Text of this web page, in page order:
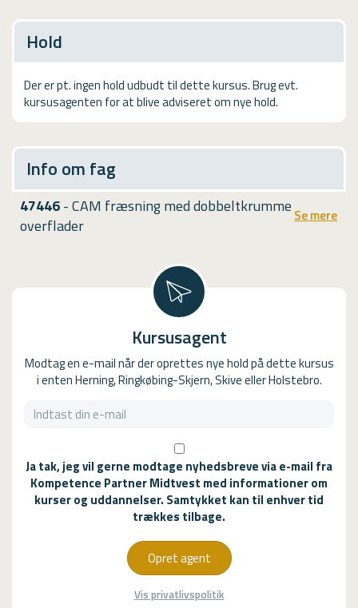
Hold
Der er pt. ingen hold udbudt til dette kursus. Brug evt.
kursusagenten for at blive adviseret om nye hold.
Info om fag
47446- CAM fræsning med dobbeltkrumme
overflader
Se mere
Kursusagent
Modtag en e-mail når der oprettes nye hold på dette kursus
i enten Herning, Ringkøbing-Skjern, Skive eller Holstebro.
Ja tak, jeg vil gerne modtage nyhedsbreve via e-mail fra
Kompetence Partner Midtvest med informationer om
kurser og uddannelser. Samtykket kan til enhver tid
trækkes tilbage.
Opret agent
Vis privatlivspolitik